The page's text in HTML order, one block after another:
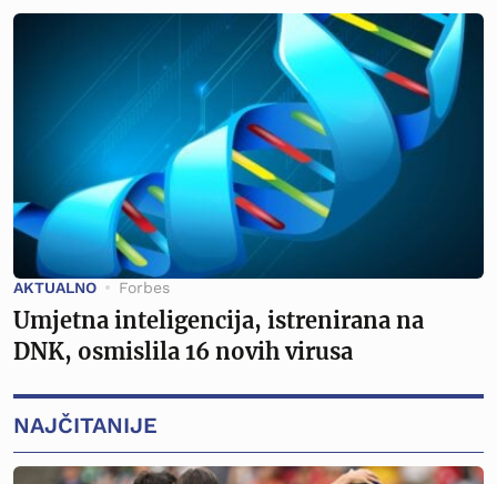
AKTUALNO Forbes
Umjetna inteligencija, istrenirana na
DNK, osmislila 16 novih virusa
NAJČITANIJE